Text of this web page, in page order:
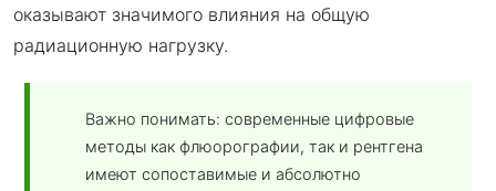
оказывают значимого влияния на общую
радиационную нагрузку.
Важно понимать: современные цифровые
методы как флюорографии, так и рентгена
имеют сопоставимые и абсолютно